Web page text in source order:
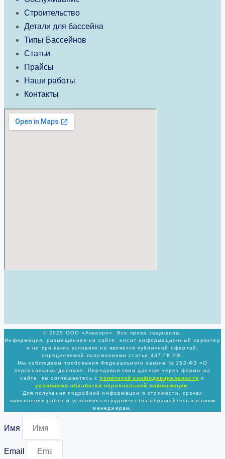
Строительство
Детали для бассейна
Типы Бассейнов
Статьи
Прайсы
Наши работы
Контакты
© 2025 ООО «Аквапро». Все права защищены.
Информация, размещённая на сайте, носит информационный характер
и ни при каких условиях не является публичной офертой,
определяемой положениями статьи 437 ГК РФ.
Мы соблюдаем требования Федерального закона № 152-ФЗ «О
персональных данных». Передавая свои данные через формы на
сайте, вы соглашаетесь сполитикойконфиденциальности и
условиями обработки персональной информации
Для получения подробной информации о стоимости, сроках
выполнения работ и условиях сотрудничества обращайтесь к нашим
менеджерам.
Имя
Email